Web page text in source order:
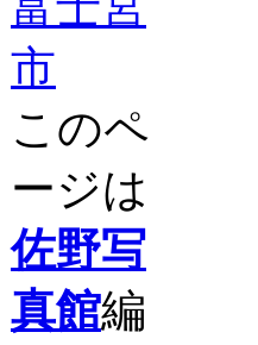
このペ
ージは
佐野写
真館編